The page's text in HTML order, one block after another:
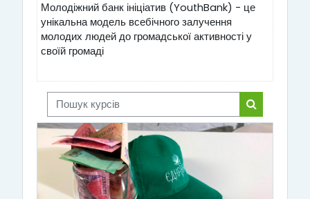
Молодіжний банк ініціатив (YouthBank) - це
унікальна модель всебічного залучення
молодих людей до громадської активності у
своїй громаді
Пошук курсів
Пошук